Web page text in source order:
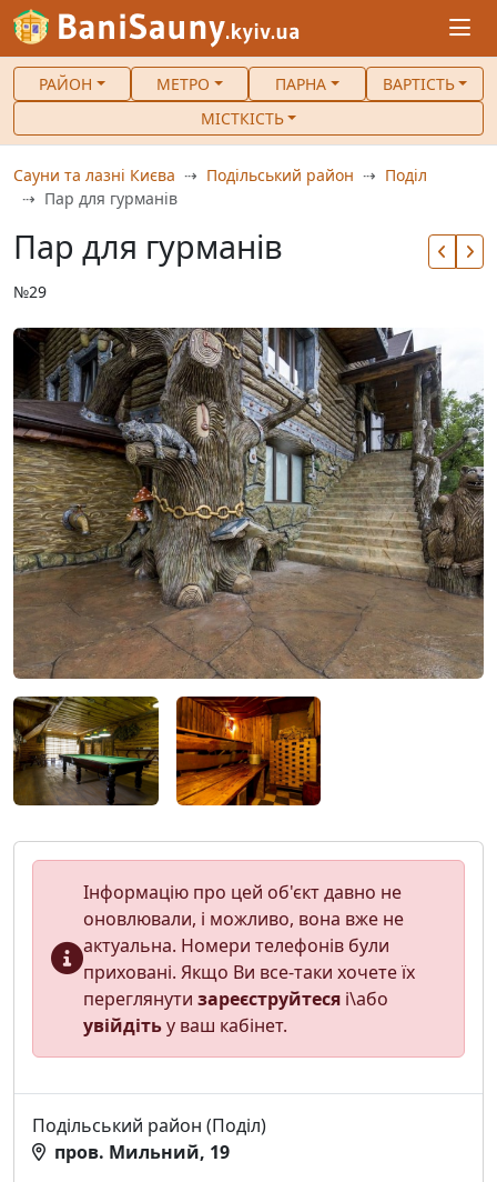
РАЙОН МЕТРО ПАРНА
ВАРТІСТЬ
МІСТКІСТЬ
Сауни та лазні Києва Подільський район
Поділ
Пар для гурманів
Пар для гурманів
№29
Інформацію про цей об'єкт давно не
оновлювали, і можливо, вона вже не
актуальна. Номери телефонів були
приховані. Якщо Ви все-таки хочете їх
переглянути зареєструйтеся і\або
увійдітьу ваш кабінет.
Подільський район (Поділ)
пров. Мильний, 19